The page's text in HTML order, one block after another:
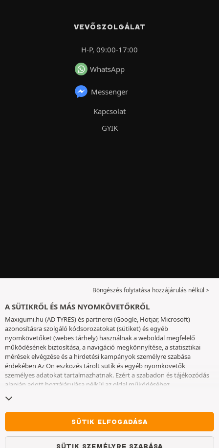
VEVŐSZOLGÁLAT
H-P, 09:00-17:00
WhatsApp
Messenger
Kapcsolat
GYIK
Böngészés folytatása hozzájárulás nélkül >
A SÜTIKRŐL ÉS MÁS NYOMKÖVETŐKRŐL
Maxigumi.hu (AD TYRES) és partnerei (Google, Hotjar, Microsoft)
azonosításra szolgáló kódsorozatokat (sütiket) és egyéb
nyomkövetőket (webes tárhely) használnak a weboldal megfelelő
működésének biztosítása, a navigáció megkönnyítése, a statisztikai
mérések elvégzése és a hirdetési kampányok személyre szabása
érdekében Az Ön eszközés tárolt sütik és egyéb nyomkövetők
személyes adatokat tartalmazhatnak. Ezért a szabadon és tájékozódás
alapján adott hozzájárulása nélkül az oldal működéséhez
nyomkövetőket az eszközén. Az Ön által választott beállításokat 6
hónapig őrizzük meg. A hozzájárulását bármikor visszavonhatja aSütik
és egyéb nyomkövetőkoldalon. Ön dönthet úgy, hogy a böngészést a
sütik vagy más nyomkövetők elhelyezésének elfogadása nélkül
folytatja. A sütik elutasítása nem akadályozza meg a szolgáltatások
SÜTIK ELFOGADÁSA
SÜTIK SZEMÉLYRE SZABÁSA